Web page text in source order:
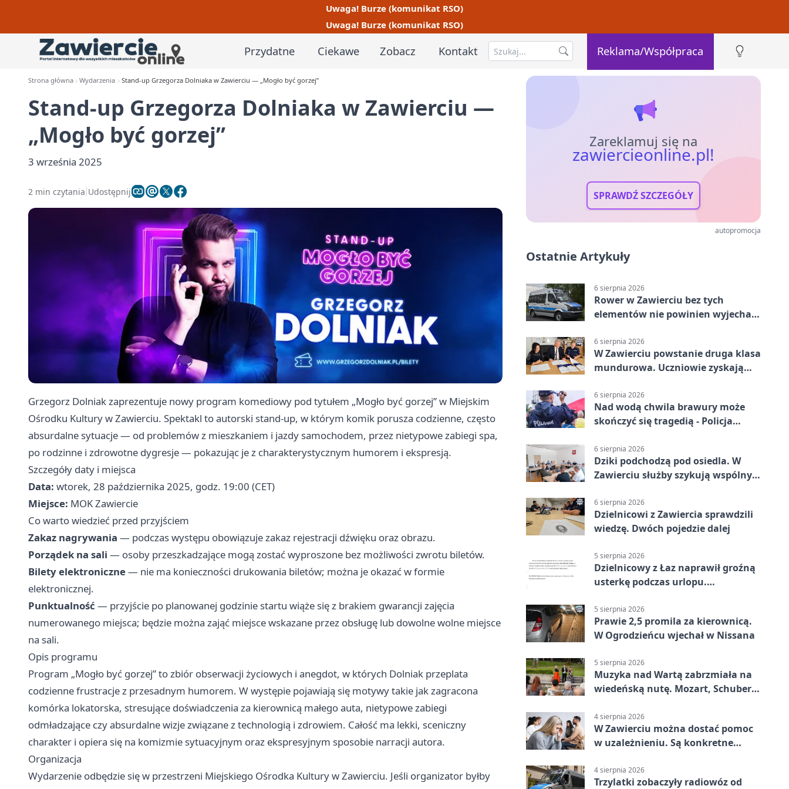
Uwaga! Burze (komunikat RSO)
Uwaga! Burze (komunikat RSO)
Przydatne Ciekawe Zobacz Kontakt Reklama/Współpraca
Strona główna Wydarzenia Stand-up Grzegorza Dolniaka w Zawierciu — „Mogło być gorzej”
Stand-up Grzegorza Dolniaka w Zawierciu —
„Mogło być gorzej”
3 września 2025
2 min czytania Udostępnij
Grzegorz Dolniak zaprezentuje nowy program komediowy pod tytułem „Mogło być gorzej” w Miejskim
Ośrodku Kultury w Zawierciu. Spektakl to autorski stand-up, w którym komik porusza codzienne, często
absurdalne sytuacje — od problemów z mieszkaniem i jazdy samochodem, przez nietypowe zabiegi spa,
po rodzinne i zdrowotne dygresje — pokazując je z charakterystycznym humorem i ekspresją.
Szczegóły daty i miejsca
Data: wtorek, 28 października 2025, godz. 19:00 (CET)
Miejsce: MOK Zawiercie
Co warto wiedzieć przed przyjściem
Zakaz nagrywania — podczas występu obowiązuje zakaz rejestracji dźwięku oraz obrazu.
Porządek na sali — osoby przeszkadzające mogą zostać wyproszone bez możliwości zwrotu biletów.
Bilety elektroniczne— nie ma konieczności drukowania biletów; można je okazać w formie
elektronicznej.
Punktualność — przyjście po planowanej godzinie startu wiąże się z brakiem gwarancji zajęcia
numerowanego miejsca; będzie można zająć miejsce wskazane przez obsługę lub dowolne wolne miejsce
na sali.
Opis programu
Program „Mogło być gorzej” to zbiór obserwacji życiowych i anegdot, w których Dolniak przeplata
codzienne frustracje z przesadnym humorem. W występie pojawiają się motywy takie jak zagracona
komórka lokatorska, stresujące doświadczenia za kierownicą małego auta, nietypowe zabiegi
odmładzające czy absurdalne wizje związane z technologią i zdrowiem. Całość ma lekki, sceniczny
charakter i opiera się na komizmie sytuacyjnym oraz ekspresyjnym sposobie narracji autora.
Organizacja
Wydarzenie odbędzie się w przestrzeni Miejskiego Ośrodka Kultury w Zawierciu. Jeśli organizator byłby
Zareklamuj się na
zawiercieonline.pl!
SPRAWDŹ SZCZEGÓŁY
autopromocja
Ostatnie Artykuły
6 sierpnia 2026
Rower w Zawierciu bez tych
elementów nie powinien wyjechać
6 sierpnia 2026
W Zawierciu powstanie druga klasa
mundurowa. Uczniowie zyskają
6 sierpnia 2026
Nad wodą chwila brawury może
skończyć się tragedią - Policja
6 sierpnia 2026
Dziki podchodzą pod osiedla. W
Zawierciu służby szykują wspólny
6 sierpnia 2026
Dzielnicowi z Zawiercia sprawdzili
wiedzę. Dwóch pojedzie dalej
5 sierpnia 2026
Dzielnicowy z Łaz naprawił groźną
usterkę podczas urlopu.
5 sierpnia 2026
Prawie 2,5 promila za kierownicą.
W Ogrodzieńcu wjechał w Nissana
5 sierpnia 2026
Muzyka nad Wartą zabrzmiała na
wiedeńską nutę. Mozart, Schubert i
4 sierpnia 2026
W Zawierciu można dostać pomoc
w uzależnieniu. Są konkretne
4 sierpnia 2026
Trzylatki zobaczyły radiowóz od